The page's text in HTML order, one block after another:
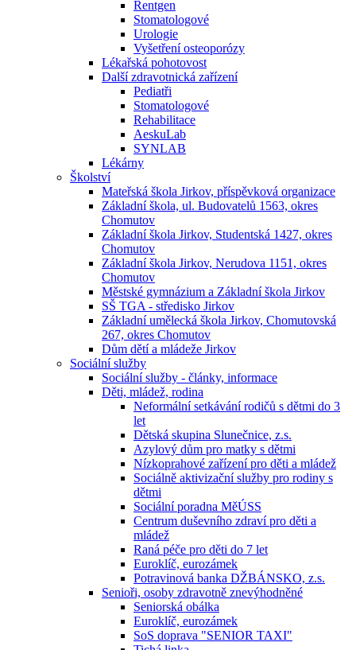
Rentgen
Stomatologové
Urologie
Vyšetření osteoporózy
Lékařská pohotovost
Další zdravotnická zařízení
Pediatři
Stomatologové
Rehabilitace
AeskuLab
SYNLAB
Lékárny
Školství
Mateřská škola Jirkov, příspěvková organizace
Základní škola, ul. Budovatelů 1563, okres
Chomutov
Základní škola Jirkov, Studentská 1427, okres
Chomutov
Základní škola Jirkov, Nerudova 1151, okres
Chomutov
Městské gymnázium a Základní škola Jirkov
SŠ TGA - středisko Jirkov
Základní umělecká škola Jirkov, Chomutovská
267, okres Chomutov
Dům dětí a mládeže Jirkov
Sociální služby
Sociální služby - články, informace
Děti, mládež, rodina
Neformální setkávání rodičů s dětmi do 3
let
Dětská skupina Slunečnice, z.s.
Azylový dům pro matky s dětmi
Nízkoprahové zařízení pro děti a mládež
Sociálně aktivizační služby pro rodiny s
dětmi
Sociální poradna MěÚSS
Centrum duševního zdraví pro děti a
mládež
Raná péče pro děti do 7 let
Euroklíč, eurozámek
Potravinová banka DŽBÁNSKO, z.s.
Senioři, osoby zdravotně znevýhodněné
Seniorská obálka
Euroklíč, eurozámek
SoS doprava "SENIOR TAXI"